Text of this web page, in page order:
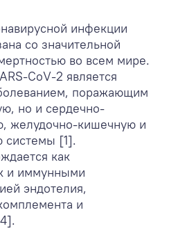
инфекции
со значительной
во всем мире.
CoV-2 является
поражающим
но и сердечно-
желудочно-кишечную и
системы [1].
как
и иммунными
эндотелия,
и